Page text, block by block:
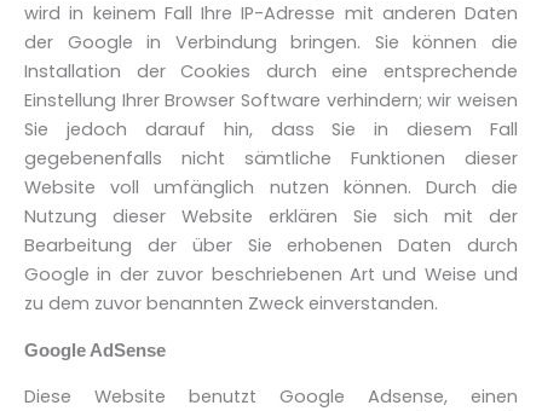
wird in keinem Fall Ihre IP-Adresse mit anderen Daten
der Google in Verbindung bringen. Sie können die
Installation der Cookies durch eine entsprechende
Einstellung Ihrer Browser Software verhindern; wir weisen
Sie jedoch darauf hin, dass Sie in diesem Fall
gegebenenfalls nicht sämtliche Funktionen dieser
Website voll umfänglich nutzen können. Durch die
Nutzung dieser Website erklären Sie sich mit der
Bearbeitung der über Sie erhobenen Daten durch
Google in der zuvor beschriebenen Art und Weise und
zu dem zuvor benannten Zweck einverstanden.
Google AdSense
Diese Website benutzt Google Adsense, einen